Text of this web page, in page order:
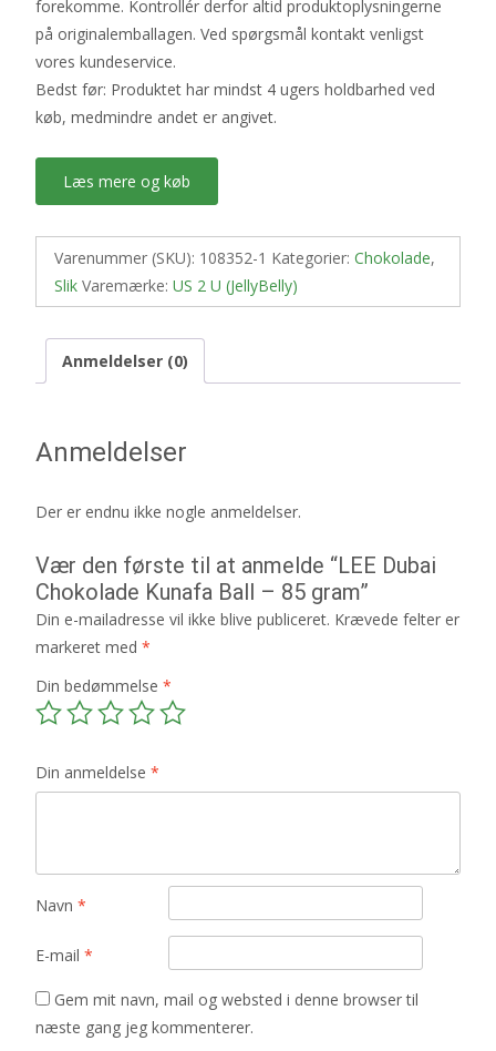
forekomme. Kontrollér derfor altid produktoplysningerne
på originalemballagen. Ved spørgsmål kontakt venligst
vores kundeservice.
Bedst før: Produktet har mindst 4 ugers holdbarhed ved
køb, medmindre andet er angivet.
Læs mere og køb
Varenummer (SKU): 108352-1 Kategorier: Chokolade,
Slik Varemærke: US 2 U (JellyBelly)
Anmeldelser (0)
Anmeldelser
Der er endnu ikke nogle anmeldelser.
Vær den første til at anmelde “LEE Dubai
Chokolade Kunafa Ball – 85 gram”
Din e-mailadresse vil ikke blive publiceret. Krævede felter er
markeret med *
Din bedømmelse *
Din anmeldelse *
Navn *
E-mail *
Gem mit navn, mail og websted i denne browser til
næste gang jeg kommenterer.